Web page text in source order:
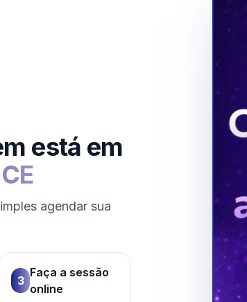
está em
CE
agendar sua
3
Faça a sessão
online